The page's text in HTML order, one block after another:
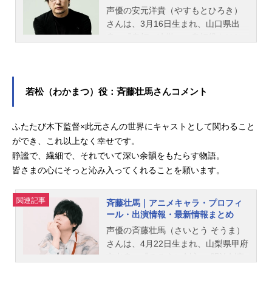
声優の安元洋貴（やすもとひろき）
さんは、3月16日生まれ、山口県出
貴さんのオススメ記事をご紹介！
若松（わかまつ）役：斉藤壮馬さんコメント
ふたたび木下監督×此元さんの世界にキャストとして関わること
ができ、これ以上なく幸せです。
静謐で、繊細で、それでいて深い余韻をもたらす物語。
皆さまの心にそっと沁み入ってくれることを願います。
関連記事
斉藤壮馬｜アニメキャラ・プロフィ
ール・出演情報・最新情報まとめ
声優の斉藤壮馬（さいとう そうま）
さんは、4月22日生まれ、山梨県甲府